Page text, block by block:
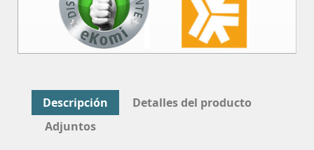
Descripción
Detalles del producto
Adjuntos